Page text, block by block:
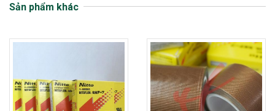
Sản phẩm khác